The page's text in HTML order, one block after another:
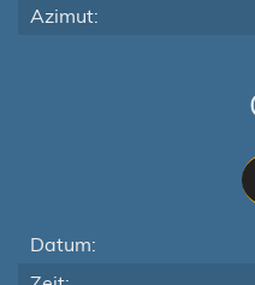
Azimut:
Datum: